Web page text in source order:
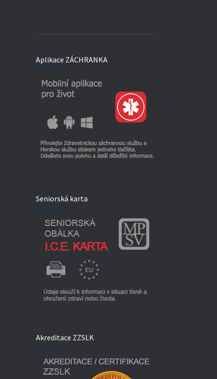
Aplikace ZÁCHRANKA
Seniorská karta
Akreditace ZZSLK